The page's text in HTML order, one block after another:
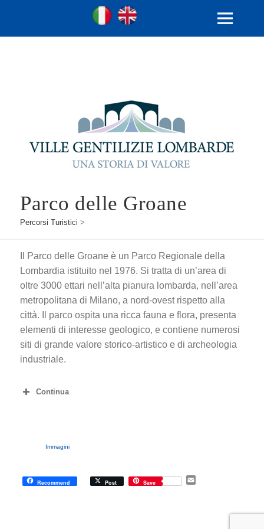
Ville Gentilizie Lombarde
Ita
MENU
Parco delle Groane
Percorsi Turistici >
Il Parco delle Groane è un Parco Regionale della
Lombardia istituito nel 1976. Si tratta di un’area di
oltre 3000 ettari nell’alta pianura lombarda, nell’area
metropolitana di Milano, a nord-ovest rispetto alla
città. Il parco ospita una ricca fauna e flora, presenta
elementi di interesse geologico, e contiene numerosi
siti di grande valore storico-artistico e di archeologia
industriale.
Continua
Immagini
Recommend Post Save